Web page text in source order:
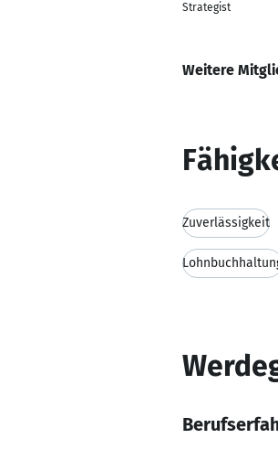
Strategist
Weitere
Zuverlässigkeit